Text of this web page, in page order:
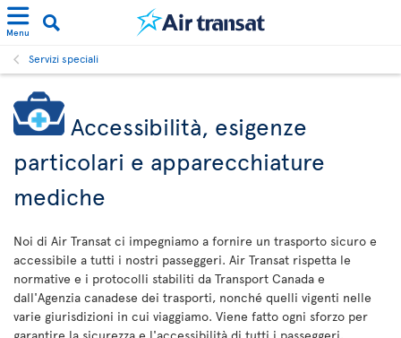
Menu
Servizi speciali
Accessibilità, esigenze
particolari e apparecchiature
mediche
Noi di Air Transat ci impegniamo a fornire un trasporto sicuro e
accessibile a tutti i nostri passeggeri. Air Transat rispetta le
normative e i protocolli stabiliti da Transport Canada e
dall'Agenzia canadese dei trasporti, nonché quelli vigenti nelle
varie giurisdizioni in cui viaggiamo. Viene fatto ogni sforzo per